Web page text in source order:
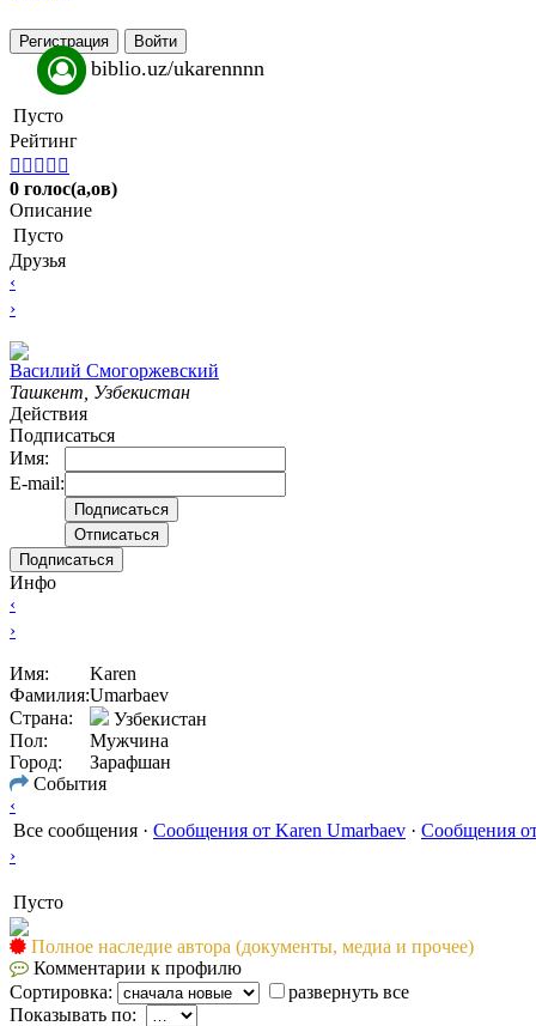
Регистрация Войти
biblio.uz/ukarennnn
Пусто
Рейтинг
    
0 голос(а,ов)
Описание
Пусто
Друзья
‹
›
Вacилий Смогоржевский
Ташкент, Узбекистан
Действия
Подписаться
Имя:
E-mail:
Подписаться
Инфо
‹
›
Имя:
Karen
Фамилия:Umarbaev
Страна:
Узбекистан
Пол:
Мужчина
Город:
Зарафшан
События
‹
Все сообщения · Сообщения от Karen Umarbaev · Сообщения
›
Пусто
Полное наследие автора (документы, медиа и прочее)
Комментарии к профилю
Сортировка:
развернуть все
Показывать по: